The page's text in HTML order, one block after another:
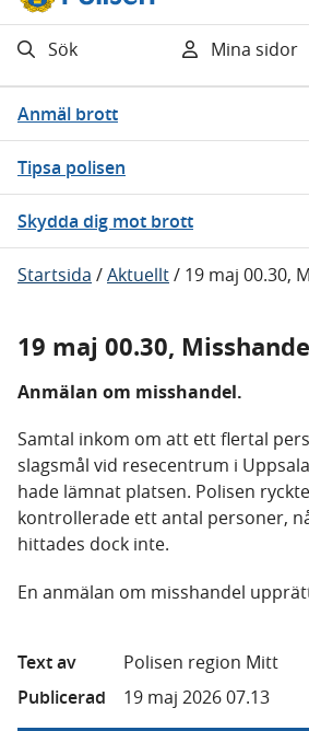
Sök Mina sidor
Anmäl brott
Tipsa polisen
Skydda dig mot brott
Startsida /Aktuellt/ 19 maj 00.30,
19 maj 00.30,
Anmälan om misshandel.
Samtal inkom om att ett flertal
slagsmål vid resecentrum i
hade lämnat platsen. Polisen
kontrollerade ett antal personer,
hittades dock inte.
En anmälan om misshandel
Text av
Polisen region Mitt
Publicerad
19 maj 2026 07.13